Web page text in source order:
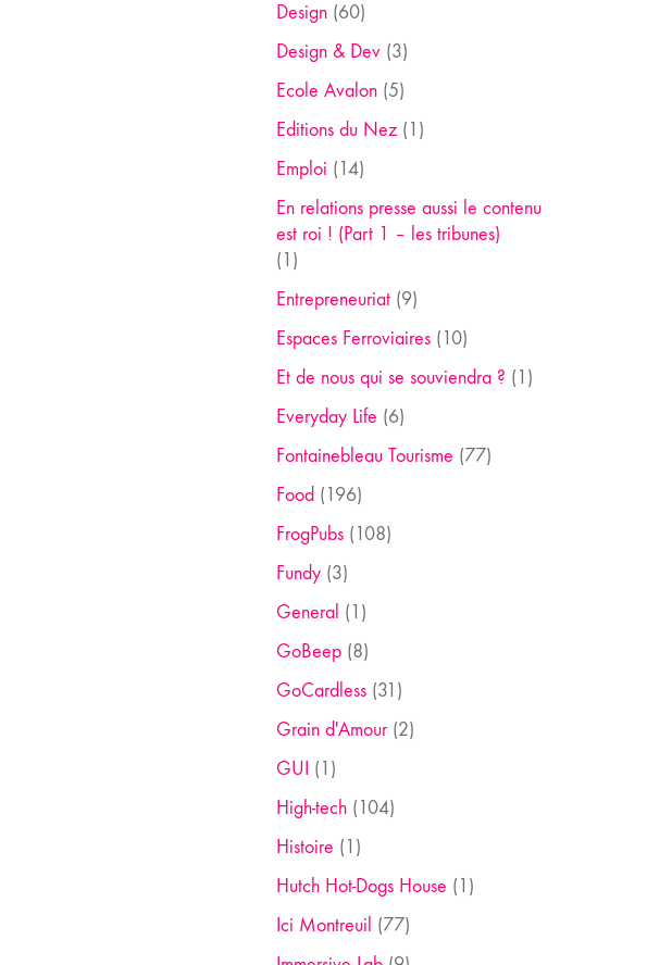
Design(60)
Design & Dev(3)
Ecole Avalon(5)
Editions du Nez(1)
Emploi (14)
En relations presse aussi le contenu
est roi ! (Part 1 – les tribunes)
(1)
Entrepreneuriat(9)
Espaces Ferroviaires(10)
Et de nous qui se souviendra ? (1)
Everyday Life (6)
Fontainebleau Tourisme (77)
Food (196)
FrogPubs(108)
Fundy(3)
General (1)
GoBeep(8)
GoCardless(31)
Grain d'Amour(2)
GUI (1)
High-tech(104)
Histoire (1)
Hutch Hot-Dogs House (1)
Ici Montreuil (77)